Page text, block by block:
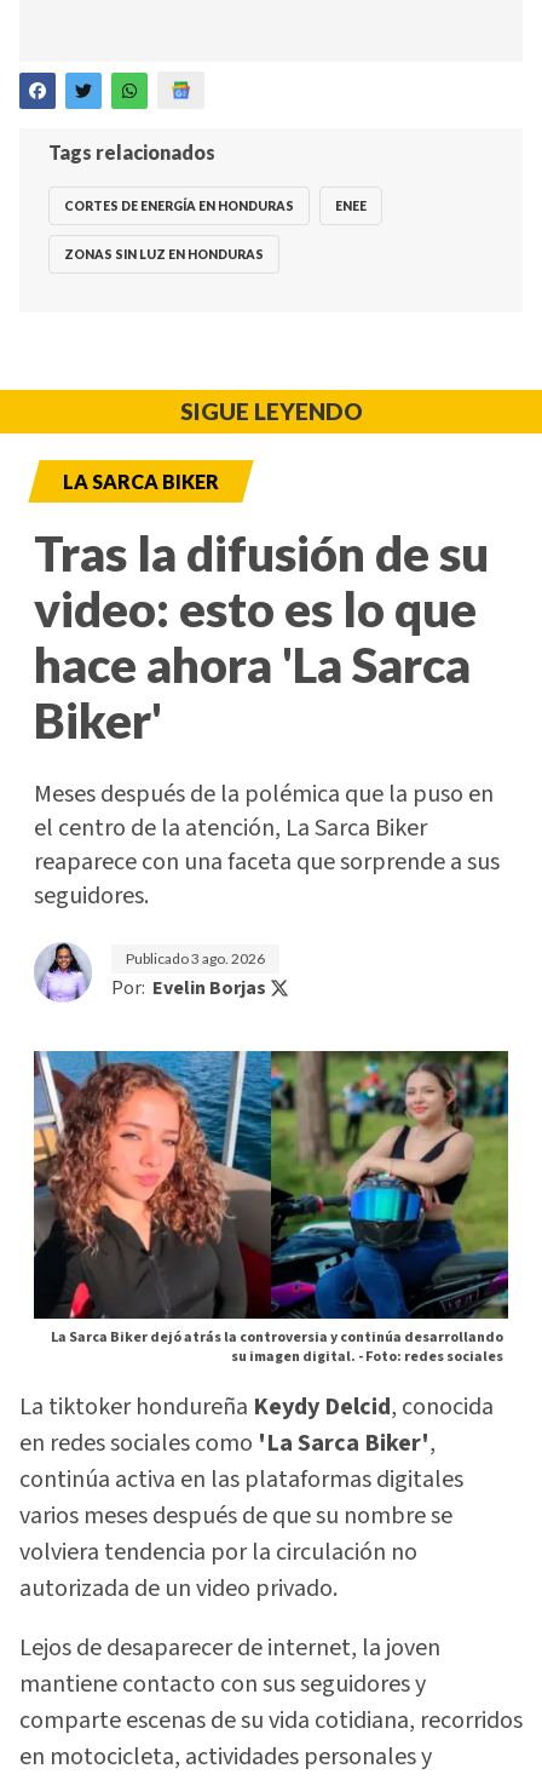
Tags relacionados
CORTES DE ENERGÍA EN HONDURAS ENEE
ZONAS SIN LUZ EN HONDURAS
SIGUE LEYENDO
LA SARCA BIKER
Tras la difusión de su
video: esto es lo que
hace ahora 'La Sarca
Biker'
Meses después de la polémica que la puso en
el centro de la atención, La Sarca Biker
reaparece con una faceta que sorprende a sus
seguidores.
Publicado3 ago. 2026
Por: Evelin Borjas
La Sarca Biker dejó atrás la controversia y continúa desarrollando
su imagen digital. -Foto: redes sociales
La tiktoker hondureña Keydy Delcid, conocida
en redes sociales como 'La Sarca Biker',
continúa activa en las plataformas digitales
varios meses después de que su nombre se
volviera tendencia por la circulación no
autorizada de un video privado.
Lejos de desaparecer de internet, la joven
mantiene contacto con sus seguidores y
comparte escenas de su vida cotidiana, recorridos
en motocicleta, actividades personales y